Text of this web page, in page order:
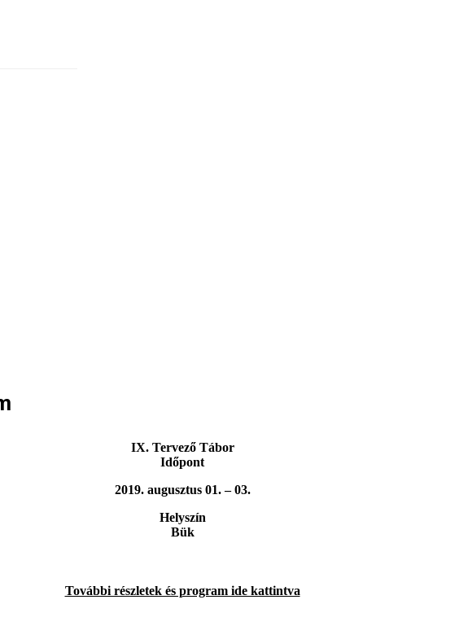
IX. Tervező Tábor
Időpont
2019. augusztus 01. – 03.
Helyszín
Bük
További részletek és program ide kattintva